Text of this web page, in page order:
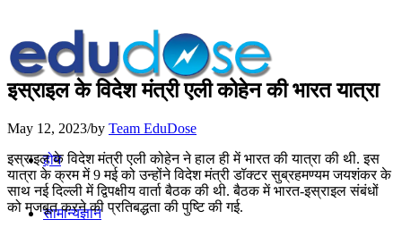
होम
सामान्यज्ञान
इस्राइल के विदेश मंत्री एली कोहेन की भारत यात्रा
May 12, 2023/by Team EduDose
इस्राइल के विदेश मंत्री एली कोहेन ने हाल ही में भारत की यात्रा की थी. इस
यात्रा के क्रम में 9 मई को उन्होंने विदेश मंत्री डॉक्टर सुब्रहमण्यम जयशंकर के
साथ नई दिल्ली में द्विपक्षीय वार्ता बैठक की थी. बैठक में भारत-इस्राइल संबंधों
को मजबूत करने की प्रतिबद्धता की पुष्टि की गई.